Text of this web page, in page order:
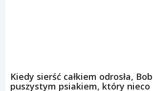
Kiedy sierść całkiem odrosła,
puszystym psiakiem, który nieco